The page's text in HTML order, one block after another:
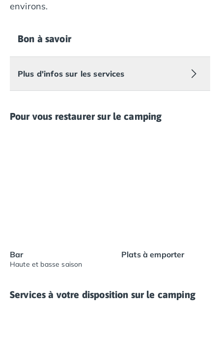
environs.
Bon à savoir
Plus d'infos sur les services
Pour vous restaurer sur le camping
Bar
Haute et basse saison
Plats à emporter
Services à votre disposition sur le camping